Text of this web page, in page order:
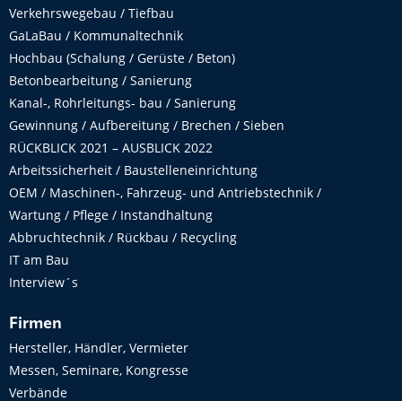
Verkehrswegebau / Tiefbau
GaLaBau / Kommunaltechnik
Hochbau (Schalung / Gerüste / Beton)
Betonbearbeitung / Sanierung
Kanal-, Rohrleitungs- bau / Sanierung
Gewinnung / Aufbereitung / Brechen / Sieben
RÜCKBLICK 2021 – AUSBLICK 2022
Arbeitssicherheit / Baustelleneinrichtung
OEM / Maschinen-, Fahrzeug- und Antriebstechnik /
Wartung / Pflege / Instandhaltung
Abbruchtechnik / Rückbau / Recycling
IT am Bau
Interview´s
Firmen
Hersteller, Händler, Vermieter
Messen, Seminare, Kongresse
Verbände